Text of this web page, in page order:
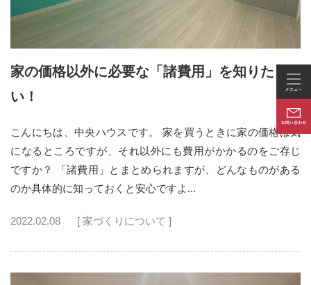
家の価格以外に必要な「諸費用」を知りた
い！
こんにちは、中央ハウスです。 家を買うときに家の価格は気
になるところですが、それ以外にも費用がかかるのをご存じ
ですか？ 「諸費用」とまとめられますが、どんなものがある
のか具体的に知っておくと安心ですよ...
2022.02.08 [ 家づくりについて ]